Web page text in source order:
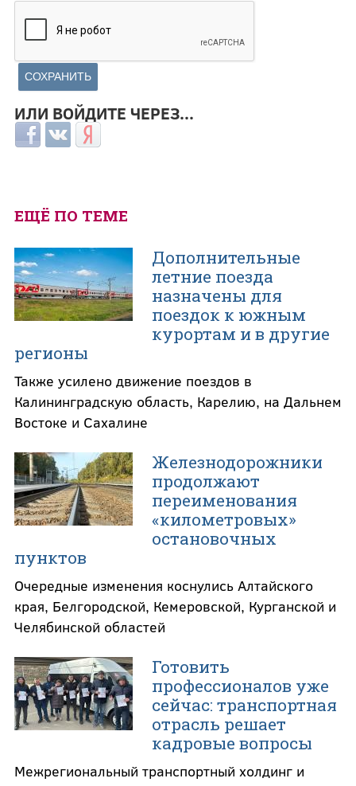
ИЛИ ВОЙДИТЕ ЧЕРЕЗ...
Login with Facebook
Login with ВКонтакте
Login with Яндекс
ЕЩЁ ПО ТЕМЕ
Дополнительные
летние поезда
назначены для
поездок к южным
курортам и в другие
регионы
Также усилено движение поездов в
Калининградскую область, Карелию, на Дальнем
Востоке и Сахалине
Железнодорожники
продолжают
переименования
«километровых»
остановочных
пунктов
Очередные изменения коснулись Алтайского
края, Белгородской, Кемеровской, Курганской и
Челябинской областей
Готовить
профессионалов уже
сейчас: транспортная
отрасль решает
кадровые вопросы
Межрегиональный транспортный холдинг и